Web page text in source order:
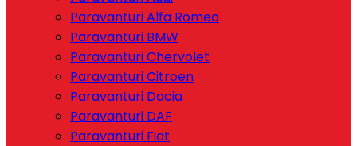
Paravanturi Alfa Romeo
Paravanturi BMW
Paravanturi Chervolet
Paravanturi Citroen
Paravanturi Dacia
Paravanturi DAF
Paravanturi Fiat